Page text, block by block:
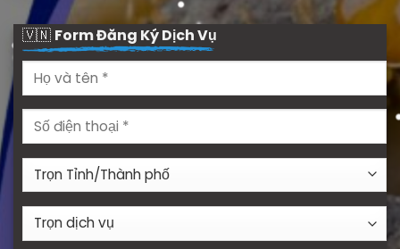
🇻🇳 Form Đăng Ký Dịch Vụ